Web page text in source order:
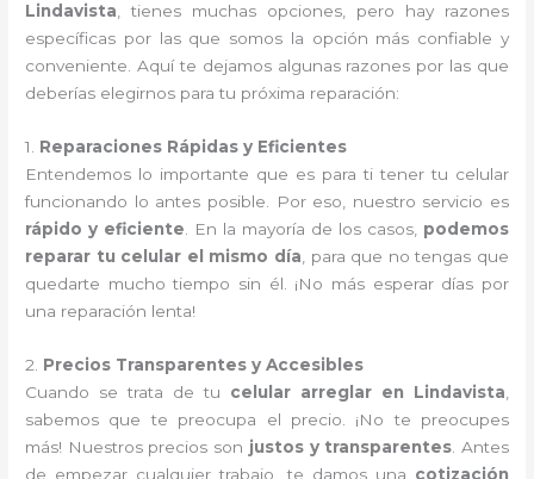
Lindavista , tienes muchas opciones, pero hay razones
específicas por las que somos la opción más confiable y
conveniente. Aquí te dejamos algunas razones por las que
deberías elegirnos para tu próxima reparación:
1. Reparaciones Rápidas y Eficientes
Entendemos lo importante que es para ti tener tu celular
funcionando lo antes posible. Por eso, nuestro servicio es
rápido y eficiente . En la mayoría de los casos, podemos
reparar tu celular el mismo día , para que no tengas que
quedarte mucho tiempo sin él. ¡No más esperar días por
una reparación lenta!
2. Precios Transparentes y Accesibles
Cuando se trata de tu celular arreglar en Lindavista
sabemos que te preocupa el precio. ¡No te preocupes
más! Nuestros precios son justos y transparentes . Antes
de empezar cualquier trabajo, te damos una cotización